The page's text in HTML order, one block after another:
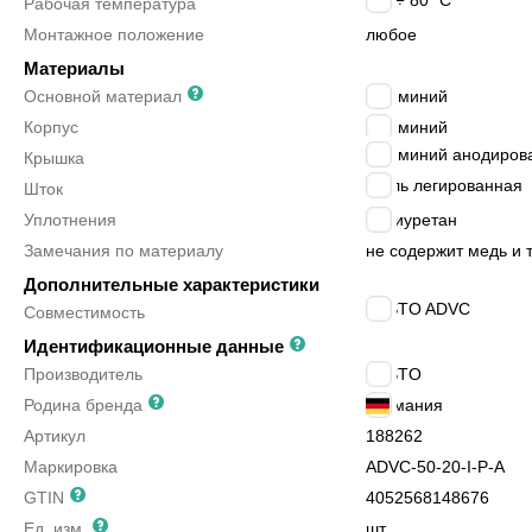
Монтажное положение
любое
Материалы
Основной материал
алюминий
Корпус
алюминий
Крышка
алюминий
Шток
сталь легированная
Уплотнения
полиуретан
Замечания по материалу
не содержит медь и
Дополнительные характеристики
Совместимость FESTO ADVC
Идентификационные данные
Производитель
FESTO
Родина бренда
Германия
Артикул
188262
Маркировка
ADVC-50-20-I-P-A
GTIN
4052568148676